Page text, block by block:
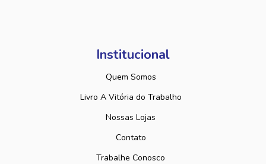
Institucional
Quem Somos
Livro A Vitória do Trabalho
Nossas Lojas
Contato
Trabalhe Conosco